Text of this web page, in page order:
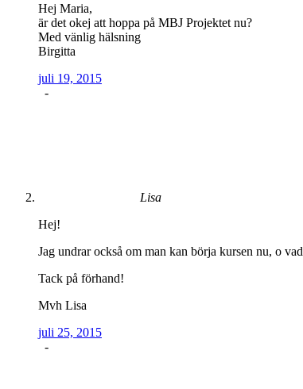
Hej Maria,
är det okej att hoppa på MBJ Projektet nu?
Med vänlig hälsning
Birgitta
juli 19, 2015
-
Lisa
Hej!
Jag undrar också om man kan börja kursen nu, o
Tack på förhand!
Mvh Lisa
juli 25, 2015
-